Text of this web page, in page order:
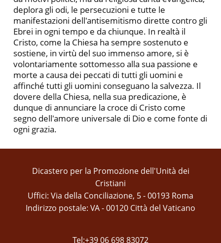
deplora gli odi, le persecuzioni e tutte le
manifestazioni dell'antisemitismo dirette contro gli
Ebrei in ogni tempo e da chiunque. In realtà il
Cristo, come la Chiesa ha sempre sostenuto e
sostiene, in virtù del suo immenso amore, si è
volontariamente sottomesso alla sua passione e
morte a causa dei peccati di tutti gli uomini e
affinché tutti gli uomini conseguano la salvezza. Il
dovere della Chiesa, nella sua predicazione, è
dunque di annunciare la croce di Cristo come
segno dell'amore universale di Dio e come fonte di
ogni grazia.
Dicastero per la Promozione dell'Unità dei
Cristiani
Uffici: Via della Conciliazione, 5 - 00193 Roma
Indirizzo postale: VA - 00120 Città del Vaticano
Tel:+39 06 698 83072